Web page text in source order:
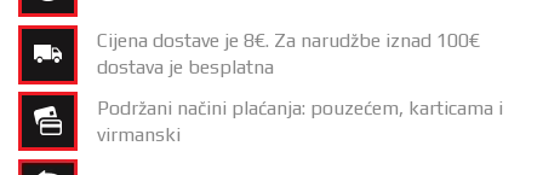
Cijena dostave je 8€. Za narudžbe iznad 100€
dostava je besplatna
Podržani načini plaćanja: pouzećem, karticama i
virmanski